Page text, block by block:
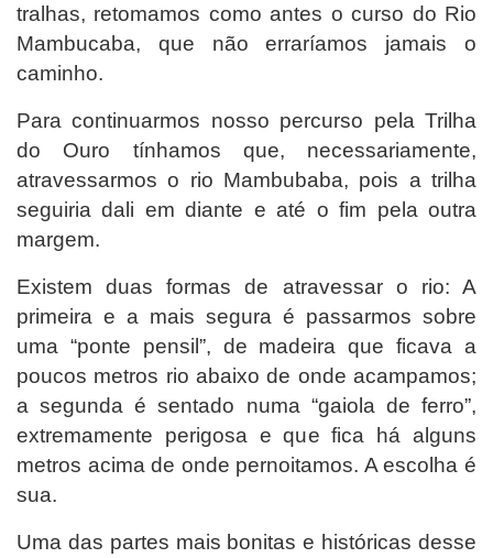
tralhas, retomamos como antes o curso do Rio
Mambucaba, que não erraríamos jamais o
caminho.
Para continuarmos nosso percurso pela Trilha
do Ouro tínhamos que, necessariamente,
atravessarmos o rio Mambubaba, pois a trilha
seguiria dali em diante e até o fim pela outra
margem.
Existem duas formas de atravessar o rio: A
primeira e a mais segura é passarmos sobre
uma “ponte pensil”, de madeira que ficava a
poucos metros rio abaixo de onde acampamos;
a segunda é sentado numa “gaiola de ferro”,
extremamente perigosa e que fica há alguns
metros acima de onde pernoitamos. A escolha é
sua.
Uma das partes mais bonitas e históricas desse